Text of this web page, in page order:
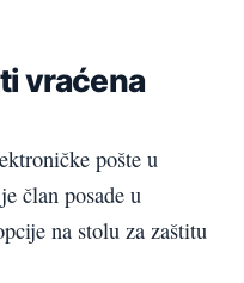
vraćena
pošte u
član posade u
na stolu za zaštitu